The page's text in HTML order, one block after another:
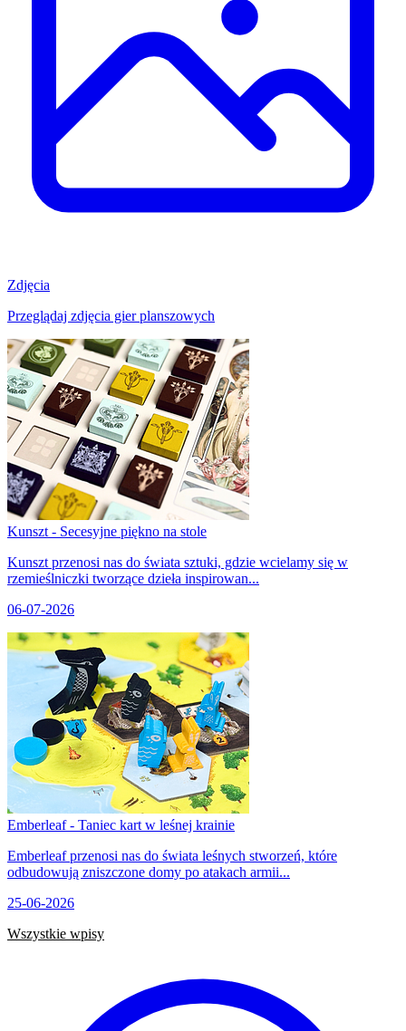
Zdjęcia
Przeglądaj zdjęcia gier planszowych
Kunszt - Secesyjne piękno na stole
Kunszt przenosi nas do świata sztuki, gdzie wcielamy się w
rzemieślniczki tworzące dzieła inspirowan...
06-07-2026
Emberleaf - Taniec kart w leśnej krainie
Emberleaf przenosi nas do świata leśnych stworzeń, które
odbudowują zniszczone domy po atakach armii...
25-06-2026
Wszystkie wpisy